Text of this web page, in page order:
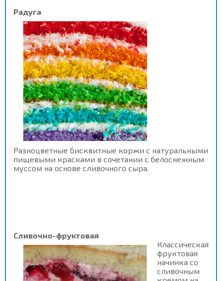
Радуга
Разноцветные бисквитные коржи с натуральными
пищевыми красками в сочетании с белоснежным
муссом на основе сливочного сыра.
Сливочно-фруктовая
Классическая
фруктовая
начинка со
сливочным